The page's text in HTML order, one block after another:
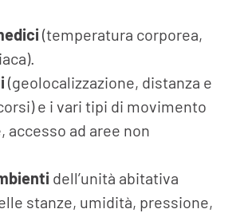
(temperatura corporea,
(geolocalizzazione, distanza e
e i vari tipi di movimento
accesso ad aree non
dell’unità abitativa
stanze, umidità, pressione,